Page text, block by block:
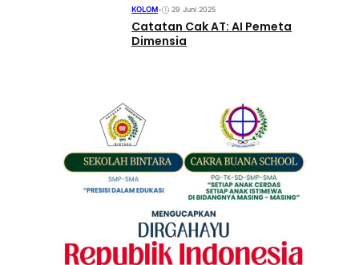
KOLOM• 29 Juni 2025
Catatan Cak AT: AI Pemeta
Dimensia